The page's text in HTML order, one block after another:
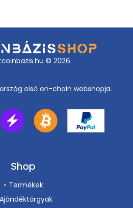
© 2026.
első on-chain webshopja.
Shop
Termékek
Ajándéktárgyak